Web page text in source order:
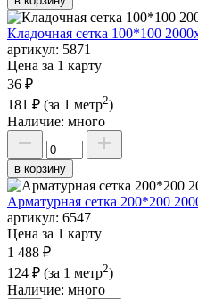
Кладочная сетка 100*100
артикул: 5871
Цена за 1 карту
36 ₽
181 ₽ (за 1 метр2)
Наличие: много
в корзину
Арматурная сетка 200*200
артикул: 6547
Цена за 1 карту
1 488 ₽
124 ₽ (за 1 метр2)
Наличие: много